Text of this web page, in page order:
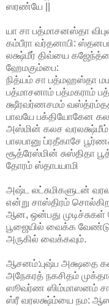
ஸரண்யே ||
யா சா பத்மாசனஸ்தா
கம்பீரா வர்தனாபி:
லக்ஷ்மீர் திவ்யை
ஹேமகும்பை:
நித்யம் சா பத்மஹஸ்தா
பத்மாசனாம் பத்மகராம்
க்ஷீரவர்ணசமம்
பாவயே பக்தியோகேன
அஸ்மின் கலச வரலக்ஷ்மீம்
பாலபானு ப்ரதீகாசே
சூத்ரேஸ்மின் சுஸ்திதா
தோரம் ஸ்தாபயாமி
அஷ்ட லட்சுமிகளுடன்
என்று சாஸ்திரம்
ஆன, ஒன்பது
பூஜையில் வைக்க
அருகில் வைக்கவும்.
ஆசனம்:புஷ்ப அக்ஷதை
அநேகரத் நகசிதம்
ஸூவர்ண ஸிம்மாஸனம்
ஸ்ரீ வரலக்ஷ்ம்யை நம: